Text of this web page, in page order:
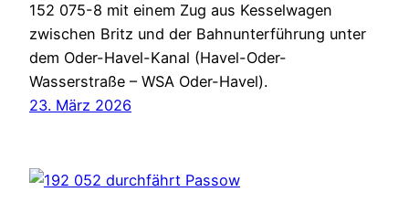
152 075-8 mit einem Zug aus Kesselwagen
zwischen Britz und der Bahnunterführung unter
dem Oder-Havel-Kanal (Havel-Oder-
Wasserstraße – WSA Oder-Havel).
23. März 2026